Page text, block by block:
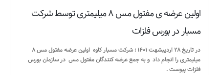
اولین عرضه ی مفتول مس ۸ میلیمتری توسط شرکت
مسبار در بورس فلزات
در تاریخ ۲۸ اردیبشهت ۱۴۰۱ ؛ شرکت مسبار کاوه اولین عرضه مفتول مس ۸
میلیمتری را انجام داد و به جمع عرضه کنندگان مفتول مس در سازمان بورس
فلزات پیوست .